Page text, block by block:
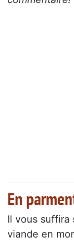
En
Il vous suffira
viande en